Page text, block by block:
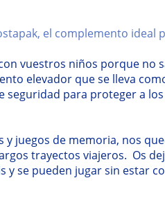
el complemento ideal
vuestros niños porque no
elevador que se lleva
para proteger a
y juegos de memoria, nos
trayectos viajeros. Os
se pueden jugar sin estar